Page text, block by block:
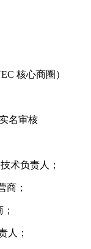
核心商圈）
名审核
术负责人；
商；
人；